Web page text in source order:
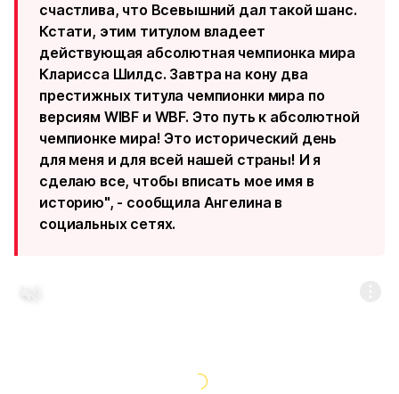
счастлива, что Всевышний дал такой шанс.
Кстати, этим титулом владеет
действующая абсолютная чемпионка мира
Кларисса Шилдс. Завтра на кону два
престижных титула чемпионки мира по
версиям WIBF и WBF. Это путь к абсолютной
чемпионке мира! Это исторический день
для меня и для всей нашей страны! И я
сделаю все, чтобы вписать мое имя в
историю", - сообщила Ангелина в
социальных сетях.